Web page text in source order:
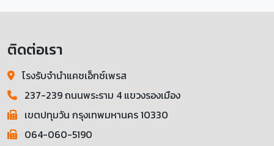
ติดต่อเรา
โรงรับจำนำแคชเอ็กซ์เพรส
237-239 ถนนพระราม 4 แขวงรองเมือง
เขตปทุมวัน กรุงเทพมหานคร 10330
064-060-5190